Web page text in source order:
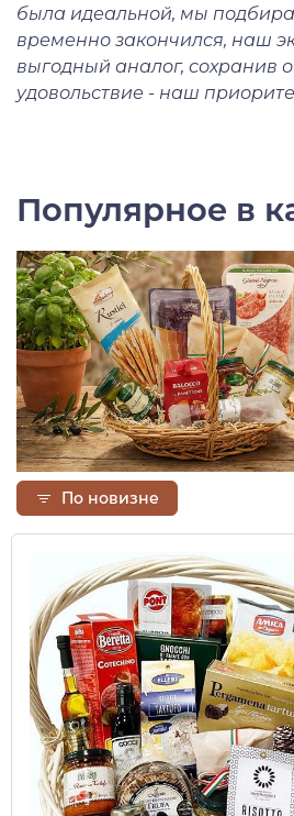
была идеальной, мы
временно закончился, наш
выгодный аналог, сохранив
удовольствие - наш
Популярное в
По новизне